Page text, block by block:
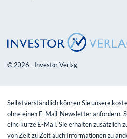
© 2026 - Investor Verlag
Selbstverständlich können Sie unsere
ohne einen E-Mail-Newsletter anfordern.
eine kurze E-Mail. Sie erhalten zusätzlich
von Zeit zu Zeit auch Informationen zu